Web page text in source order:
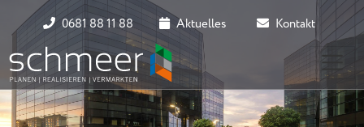
0681 88 11 88 Aktuelles Kontakt